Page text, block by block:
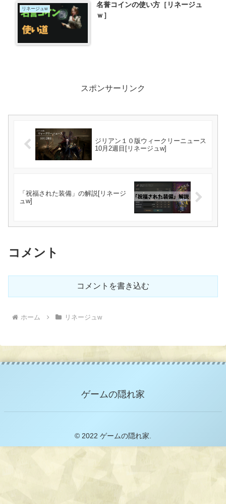
リネージュw
名誉コインの使い方［リネージュ
ｗ］
スポンサーリンク
ジリアン１０版ウィークリーニュース
10月2週目[リネージュw]
「祝福された装備」の解説[リネージ
ュw]
コメント
コメントを書き込む
ホーム リネージュw
ゲームの隠れ家
© 2022 ゲームの隠れ家.